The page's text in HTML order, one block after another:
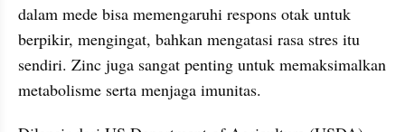
dalam mede bisa memengaruhi respons otak untuk
berpikir, mengingat, bahkan mengatasi rasa stres itu
sendiri. Zinc juga sangat penting untuk memaksimalkan
metabolisme serta menjaga imunitas.